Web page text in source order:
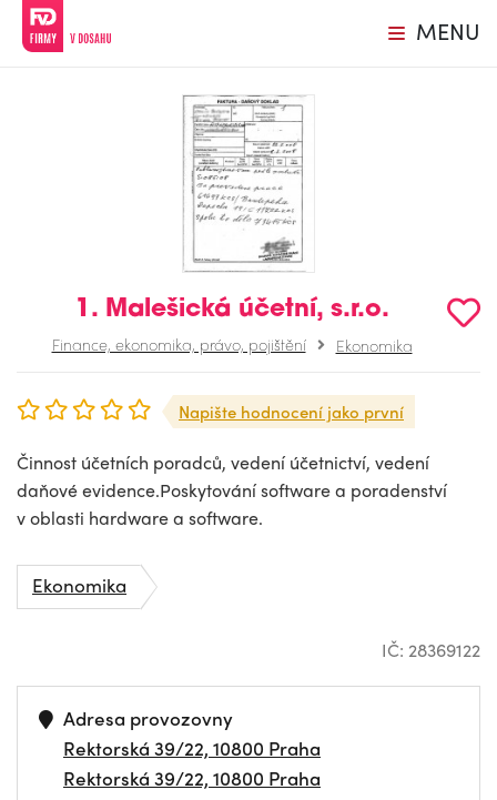
MENU
1. Malešická účetní, s.r.o.
Finance, ekonomika, právo, pojištění Ekonomika
Napište hodnocení jako první
Činnost účetních poradců, vedení účetnictví, vedení
daňové evidence.Poskytování software a poradenství
v oblasti hardware a software.
Ekonomika
IČ: 28369122
Adresa provozovny
Rektorská 39/22, 10800 Praha
Rektorská 39/22, 10800 Praha